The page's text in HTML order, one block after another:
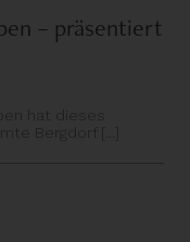
– präsentiert
hat dieses
Bergdorf [...]